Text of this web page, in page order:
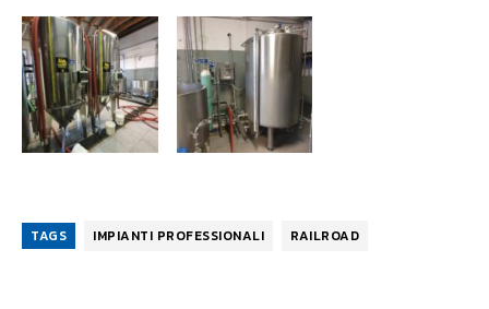
TAGS IMPIANTI PROFESSIONALI RAILROAD